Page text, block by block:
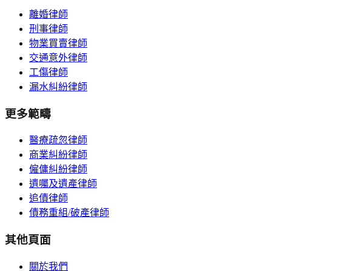
離婚律師
刑事律師
物業買賣律師
交通意外律師
工傷律師
漏水糾紛律師
更多範疇
醫療疏忽律師
商業糾紛律師
僱傭糾紛律師
遺囑及遺產律師
追債律師
債務重組/破產律師
其他頁面
關於我們